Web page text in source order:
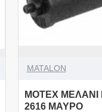
MATALON
MOTEX
2616 ΜΑΥΡΟ